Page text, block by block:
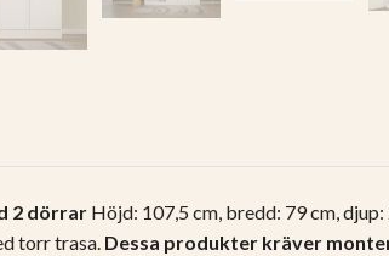
2 dörrar Höjd: 107,5 cm, bredd: 79 cm, djup:
torr trasa. Dessa produkter kräver